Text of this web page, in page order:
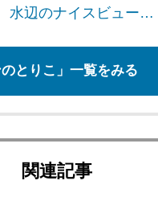
水辺のナイスビュー…
のとりこ」一覧をみる
関連記事